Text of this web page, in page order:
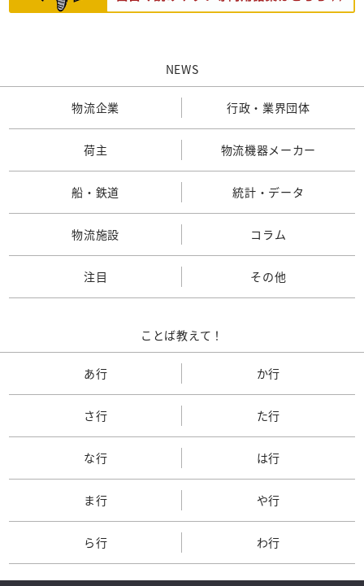
NEWS
物流企業 行政・業界団体
荷主 物流機器メーカー
船・鉄道 統計・データ
物流施設 コラム
注目 その他
ことば教えて！
あ行 か行
さ行 た行
な行 は行
ま行 や行
ら行 わ行